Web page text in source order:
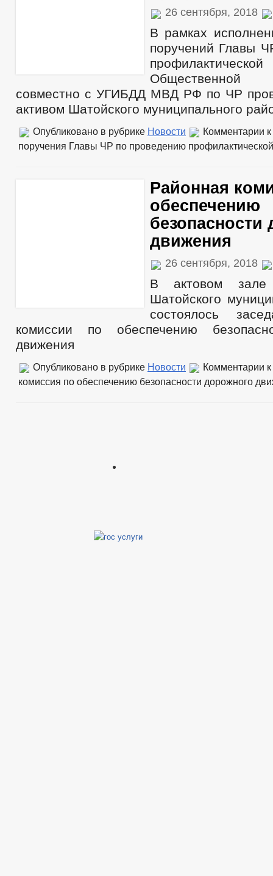
26 сентября, 2018
В рамках
поручений Главы
совместно с УГИБДД МВД РФ по ЧР
активом Шатойского муниципального
Опубликовано в рубрике Новости Комментарии
поручения Главы ЧР по проведению
Районная
обеспечению
безопасности
движения
26 сентября, 2018
В актовом зале
Шатойского
состоялось
комиссии по обеспечению
движения
Опубликовано в рубрике Новости Комментарии
комиссия по обеспечению безопасности дорожного